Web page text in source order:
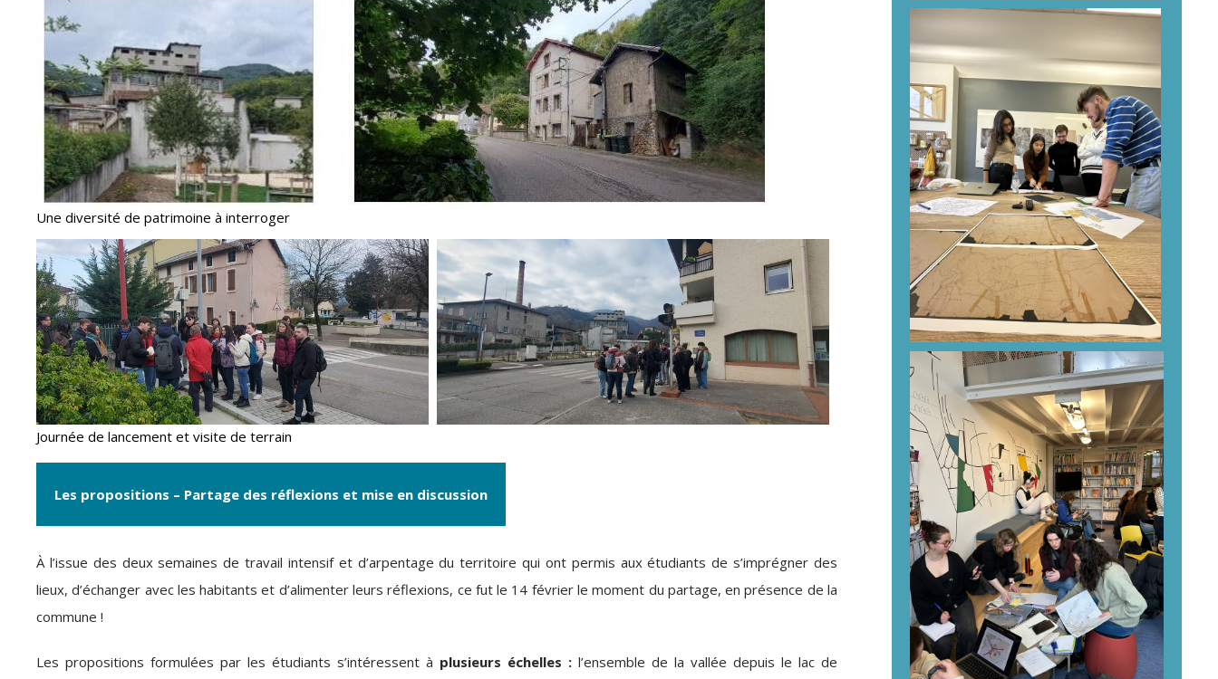
Une diversité de patrimoine à interroger
Journée de lancement et visite de terrain
Les propositions – Partage des réflexions et mise en discussion
À l’issue des deux semaines de travail intensif et d’arpentage du territoire qui ont permis aux étudiants de s’imprégner des
lieux, d’échanger avec les habitants et d’alimenter leurs réflexions, ce fut le 14 février le moment du partage, en présence de la
commune !
Les propositions formulées par les étudiants s’intéressent à plusieurs échelles : l’ensemble de la vallée depuis le lac de